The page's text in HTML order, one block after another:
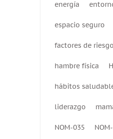
energía
espacio seguro
factores de riesgo
hambre física
hábitos
liderazgo
NOM-035